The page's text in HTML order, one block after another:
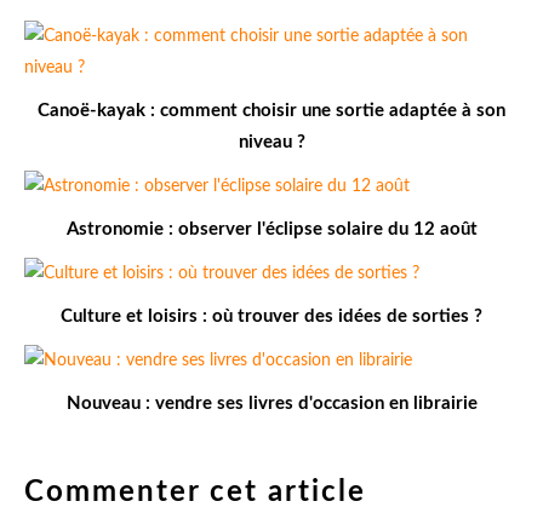
Canoë-kayak : comment choisir une sortie adaptée à son
niveau ?
Astronomie : observer l'éclipse solaire du 12 août
Culture et loisirs : où trouver des idées de sorties ?
Nouveau : vendre ses livres d'occasion en librairie
Commenter cet article